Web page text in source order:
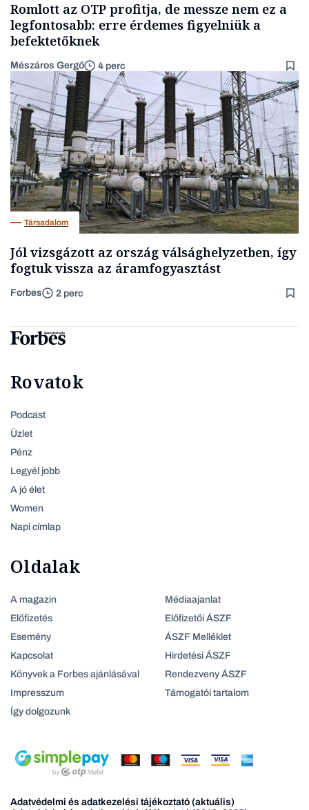
Romlott az OTP profitja, de messze nem ez a
legfontosabb: erre érdemes figyelniük a
befektetőknek
Mészáros Gergő 4 perc
Társadalom
Jól vizsgázott az ország válsághelyzetben, így
fogtuk vissza az áramfogyasztást
Forbes 2 perc
Rovatok
Podcast
Üzlet
Pénz
Legyél jobb
A jó élet
Women
Napi címlap
Oldalak
A magazin
Előfizetés
Esemény
Kapcsolat
Könyvek a Forbes ajánlásával
Impresszum
Így dolgozunk
Médiaajanlat
Előfizetői ÁSZF
ÁSZF Melléklet
Hirdetési ÁSZF
Rendezveny ÁSZF
Támogatói tartalom
Adatvédelmi és adatkezelési tájékoztató (aktuális)